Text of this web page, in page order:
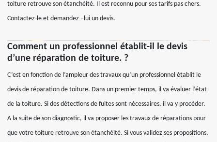
toiture retrouve son étanchéité. Il est reconnu pour ses tarifs pas chers.
Contactez-le et demandez –lui un devis.
Comment un professionnel établit-il le devis
d’une réparation de toiture. ?
C’est en fonction de l’ampleur des travaux qu’un professionnel établit le
devis de réparation de toiture. Dans un premier temps, il va évaluer l’état
de la toiture. Si des détections de fuites sont nécessaires, il va y procéder.
A la suite de son diagnostic, il va proposer les travaux de réparations pour
que votre toiture retrouve son étanchéité. Si vous validez ses propositions,